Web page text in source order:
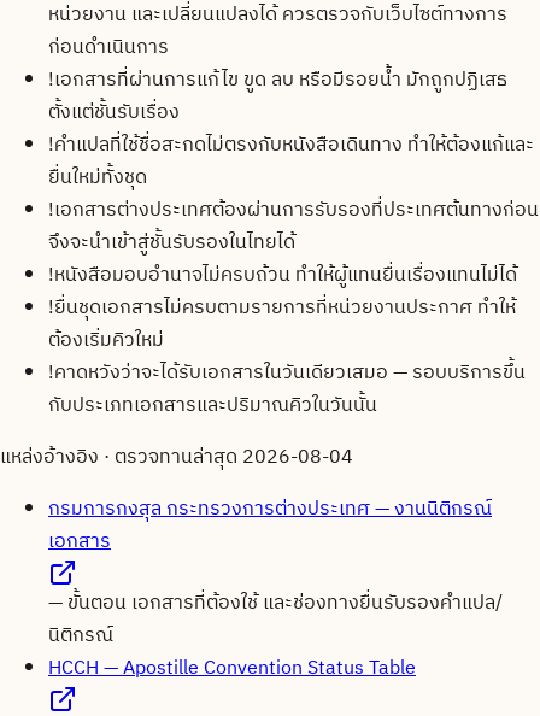
หน่วยงาน และเปลี่ยนแปลงได้ ควรตรวจกับเว็บไซต์ทางการ
ก่อนดำเนินการ
!เอกสารที่ผ่านการแก้ไข ขูด ลบ หรือมีรอยน้ำ มักถูกปฏิเสธ
ตั้งแต่ชั้นรับเรื่อง
!คำแปลที่ใช้ชื่อสะกดไม่ตรงกับหนังสือเดินทาง ทำให้ต้องแก้และ
ยื่นใหม่ทั้งชุด
!เอกสารต่างประเทศต้องผ่านการรับรองที่ประเทศต้นทางก่อน
จึงจะนำเข้าสู่ชั้นรับรองในไทยได้
!หนังสือมอบอำนาจไม่ครบถ้วน ทำให้ผู้แทนยื่นเรื่องแทนไม่ได้
!ยื่นชุดเอกสารไม่ครบตามรายการที่หน่วยงานประกาศ ทำให้
ต้องเริ่มคิวใหม่
!คาดหวังว่าจะได้รับเอกสารในวันเดียวเสมอ — รอบบริการขึ้น
กับประเภทเอกสารและปริมาณคิวในวันนั้น
แหล่งอ้างอิง · ตรวจทานล่าสุด 2026-08-04
กรมการกงสุล กระทรวงการต่างประเทศ — งานนิติกรณ์
เอกสาร
—ขั้นตอน เอกสารที่ต้องใช้ และช่องทางยื่นรับรองคำแปล/
นิติกรณ์
HCCH — Apostille Convention Status Table